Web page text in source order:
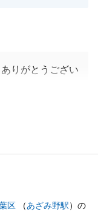
りがとうござい
、多大なるご協
たら、全力でサ
区 （あざみ野駅）の